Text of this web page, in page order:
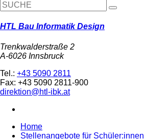
HTL Bau Informatik Design
Trenkwalderstraße 2
A-6026 Innsbruck
Tel.: +43 5090 2811
Fax: +43 5090 2811-900
direktion@htl-ibk.at
Home
Stellenangebote für Schüler:innen